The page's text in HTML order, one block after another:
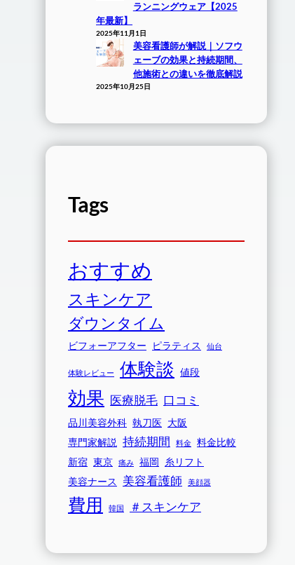
ランニングウェア【2025
年最新】
2025年11月1日
美容看護師が解説｜ソフウ
ェーブの効果と持続期間、
他施術との違いを徹底解説
2025年10月25日
Tags
おすすめ
スキンケア
ダウンタイム
ビフォーアフター ピラティス 仙台
体験レビュー 体験談 値段
効果 医療脱毛 口コミ
品川美容外科 執刀医 大阪
専門家解説 持続期間 料金
料金比較
新宿 東京 痛み 福岡 糸リフト
美容ナース
美容看護師 美顔器
費用 韓国 ＃スキンケア